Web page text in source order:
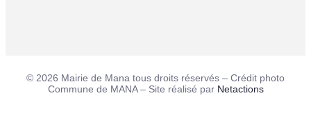
© 2026 Mairie de Mana tous droits réservés – Crédit photo
Commune de MANA – Site réalisé par Netactions